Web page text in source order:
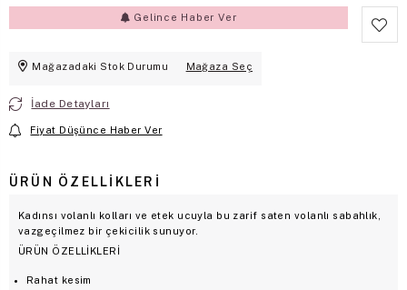
Gelince Haber Ver
Mağazadaki Stok Durumu Mağaza Seç
İade Detayları
Fiyat Düşünce Haber Ver
ÜRÜN ÖZELLIKLERI
Kadınsı volanlı kolları ve etek ucuyla bu zarif saten volanlı sabahlık,
vazgeçilmez bir çekicilik sunuyor.
ÜRÜN ÖZELLİKLERİ
Rahat kesim